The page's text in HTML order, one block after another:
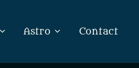
Astro Contact